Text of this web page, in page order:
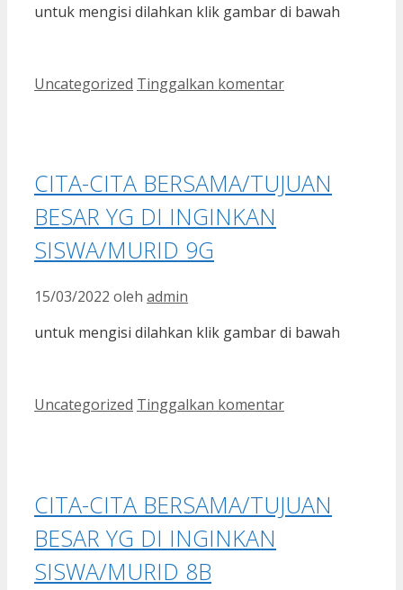
untuk mengisi dilahkan klik gambar di bawah
Kategori
Uncategorized Tinggalkan komentar
CITA-CITA BERSAMA/TUJUAN
BESAR YG DI INGINKAN
SISWA/MURID 9G
15/03/2022 oleh admin
untuk mengisi dilahkan klik gambar di bawah
Kategori
Uncategorized Tinggalkan komentar
CITA-CITA BERSAMA/TUJUAN
BESAR YG DI INGINKAN
SISWA/MURID 8B